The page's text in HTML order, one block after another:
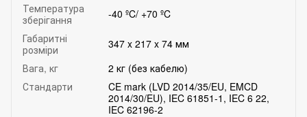
Температура
зберігання
-40 ºC/ +70 ºC
Габаритні
розміри
347 x 217 x 74 мм
Вага, кг
2 кг (без кабелю)
Стандарти
CE mark (LVD 2014/35/EU, EMCD
2014/30/EU), IEC 61851-1, IEC 6 22,
IEC 62196-2